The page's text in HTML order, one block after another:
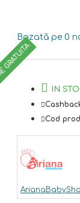
Bazată pe 0
IN
Cod